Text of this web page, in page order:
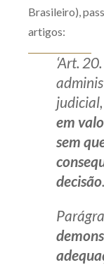
Brasileiro),
artigos:
‘Art.
judicial,
em
sem
decisão.